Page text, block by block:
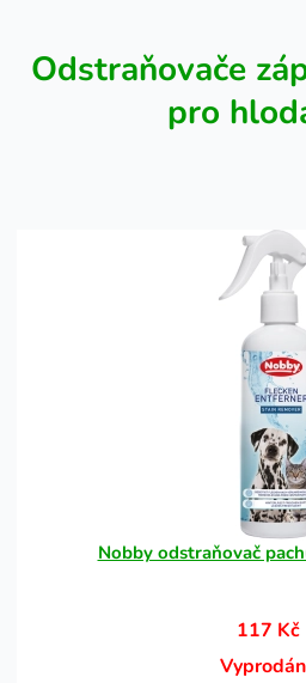
Odstraňovače
pro
Nobby odstraňovač
117 Kč